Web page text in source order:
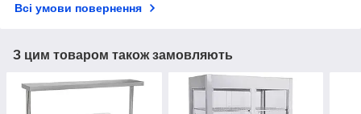
Всі умови повернення
З цим товаром також замовляють